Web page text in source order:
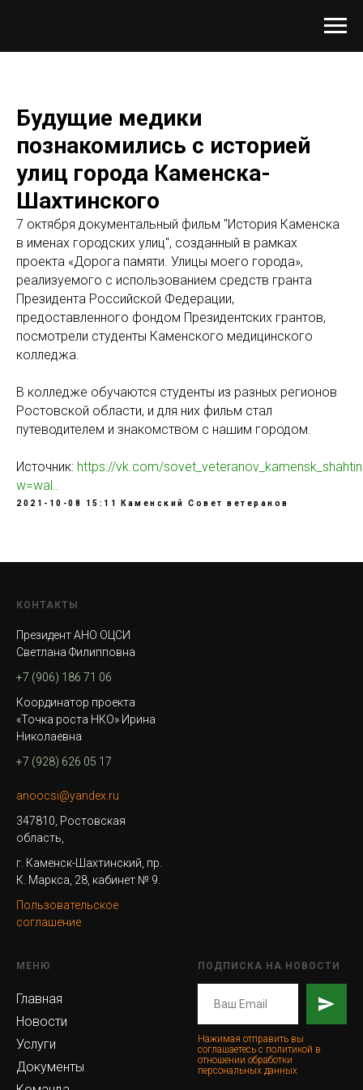
Будущие медики
познакомились с историей
улиц города Каменска-
Шахтинского
7 октября документальный фильм "История Каменска
в именах городских улиц", созданный в рамках
проекта «Дорога памяти. Улицы моего города»,
реализуемого с использованием средств гранта
Президента Российской Федерации,
предоставленного фондом Президентских грантов,
посмотрели студенты Каменского медицинского
колледжа.
В колледже обучаются студенты из разных регионов
Ростовской области, и для них фильм стал
путеводителем и знакомством с нашим городом.
Источник: https://vk.com/
w=wal..
2021-10-08 15:11 Каменский Совет ветеранов
КОНТАКТЫ
Президент АНО ОЦСИ
Светлана Филипповна
+7 (906) 186 71 06
Координатор проекта
«Точка роста НКО» Ирина
Николаевна
+7 (928) 626 05 17
anoocsi@yandex.ru
347810, Ростовская
область,
г. Каменск-Шахтинский, пр.
К. Маркса, 28, кабинет № 9.
Пользовательское
соглашение
МЕНЮ
Главная
Новости
Услуги
Документы
ПОДПИСКА НА НОВОСТИ
Нажимая отправить вы
соглашаетесь с политикой в
отношении обработки
персональных данных